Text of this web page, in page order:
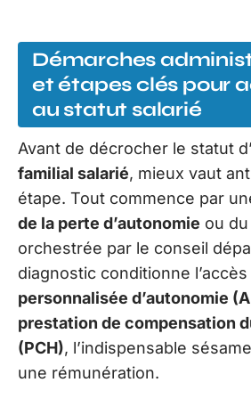
Démarches
et étapes clés pour
au statut salarié
Avant de décrocher le statut d’
familial salarié, mieux vaut
étape. Tout commence par
de la perte d’autonomie ou
orchestrée par le conseil
diagnostic conditionne l’accès
personnalisée d’autonomie
prestation de compensation
(PCH), l’indispensable
une rémunération.